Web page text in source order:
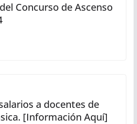
Concurso de Ascenso
a docentes de
[Información Aquí]